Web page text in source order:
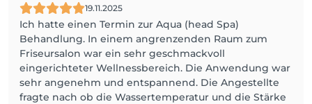
19.11.2025
Ich hatte einen Termin zur Aqua (head Spa)
Behandlung. In einem angrenzenden Raum zum
Friseursalon war ein sehr geschmackvoll
eingerichteter Wellnessbereich. Die Anwendung war
sehr angenehm und entspannend. Die Angestellte
fragte nach ob die Wassertemperatur und die Stärke